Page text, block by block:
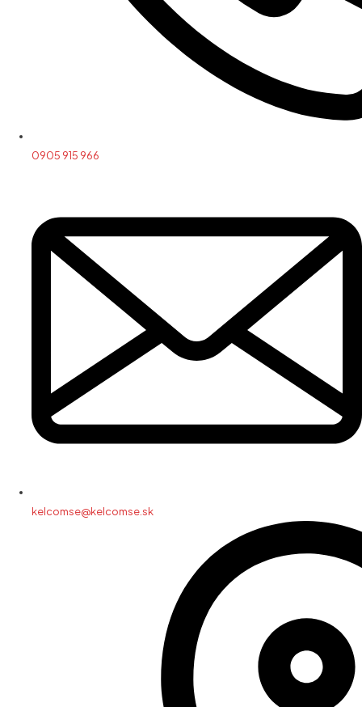
0905 915 966
kelcomse@kelcomse.sk